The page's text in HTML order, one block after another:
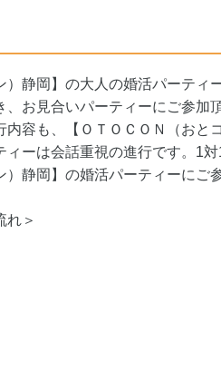
）静岡】の大人の婚活パーテ
、お見合いパーティーにご参
内容も、【ＯＴＯＣＯＮ（お
ーは会話重視の進行です。1
）静岡】の婚活パーティーにご
れ＞